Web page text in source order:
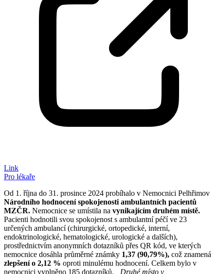
Link
Pro lékaře
Od 1. října do 31. prosince 2024 probíhalo v Nemocnici Pelhřimov
Národního hodnocení spokojenosti ambulantních pacientů
MZČR. Nemocnice se umístila na vynikajícím druhém místě.
Pacienti hodnotili svou spokojenost s ambulantní péčí ve 23
určených ambulancí (chirurgické, ortopedické, interní,
endoktrinologické, hematologické, urologické a dalších),
prostřednictvím anonymních dotazníků přes QR kód, ve kterých
nemocnice dosáhla průměrné známky 1,37 (90,79%), což znamená
zlepšení o 2,12 % oproti minulému hodnocení. Celkem bylo v
nemocnici vyplněno 185 dotazníků.
„Druhé místo v